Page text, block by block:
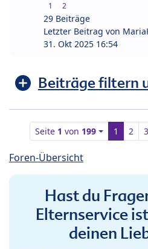
1 2
29 Beiträge
Letzter Beitrag von
31. Okt 2025 16:54
Beiträge filtern
Seite 1 von 199 1 2 3
Foren-Übersicht
Hast du
Elternservice
deinen